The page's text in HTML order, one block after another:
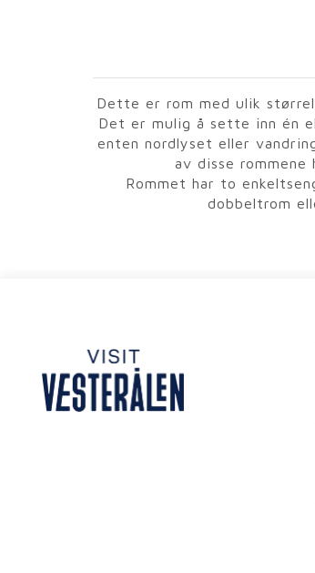
Dette er rom med ulik
Det er mulig å sette inn én
enten nordlyset eller
av disse
Rommet har to
dobbeltrom